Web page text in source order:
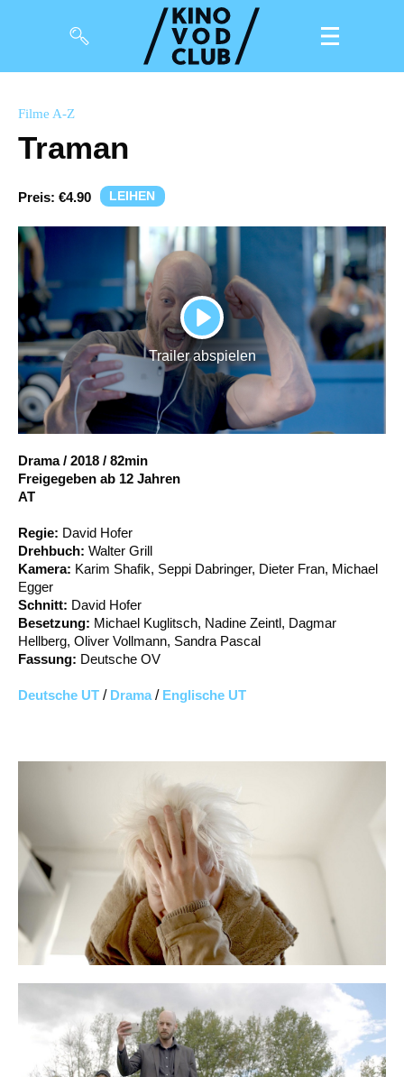
Magazin
Kuratierungen
So geht’s
Filmpakete
Gutscheine
& Filmpässe
Account
Filme A-Z
Traman
Preis: €4.90 LEIHEN
PLAY
Trailer abspielen
Drama / 2018 / 82min
Freigegeben ab 12 Jahren
AT
Regie: David Hofer
Drehbuch: Walter Grill
Kamera: Karim Shafik, Seppi Dabringer, Dieter Fran, Michael
Egger
Schnitt: David Hofer
Besetzung: Michael Kuglitsch, Nadine Zeintl, Dagmar
Hellberg, Oliver Vollmann, Sandra Pascal
Fassung: Deutsche OV
Deutsche UT / Drama / Englische UT